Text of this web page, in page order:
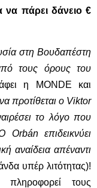
να πάρει δάνειο €
στη Βουδαπέστη
τους όρους του
η MONDE και
προτίθεται ο Viktor
το λόγο που
επιδεικνύει
αναίδεια απέναντι
υπέρ λιτότητας)!
τους